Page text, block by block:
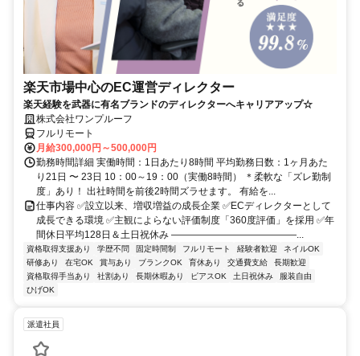
楽天市場中心のEC運営ディレクター
楽天経験を武器に有名ブランドのディレクターへキャリアアップ☆
株式会社ワンプルーフ
フルリモート
月給300,000円～500,000円
勤務時間詳細 実働時間：1日あたり8時間 平均勤務日数：1ヶ月あた
り21日 〜 23日 10：00～19：00（実働8時間） ＊柔軟な「ズレ勤制
度」あり！ 出社時間を前後2時間ズラせます。 有給を...
仕事内容 ✅設立以来、増収増益の成長企業 ✅ECディレクターとして
成長できる環境 ✅主観によらない評価制度「360度評価」を採用 ✅年
間休日平均128日＆土日祝休み ―――――――――――――...
資格取得支援あり 学歴不問 固定時間制 フルリモート 経験者歓迎
ネイルOK
研修あり
在宅OK 賞与あり ブランクOK 育休あり 交通費支給
長期歓迎
資格取得手当あり
社割あり 長期休暇あり ピアスOK 土日祝休み
服装自由
ひげOK
派遣社員